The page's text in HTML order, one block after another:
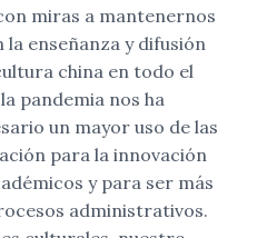
miras a mantenernos
enseñanza y difusión
china en todo el
pandemia nos ha
un mayor uso de las
para la innovación
y para ser más
administrativos.